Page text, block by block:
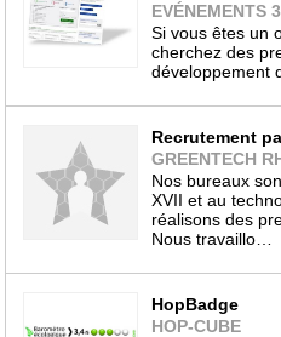
EVÉNEMENTS
Si vous êtes un
cherchez des
développement
Recrutement
GREENTECH
Nos bureaux
XVII et au
réalisons des
Nous travaillo…
HopBadge
HOP-CUBE